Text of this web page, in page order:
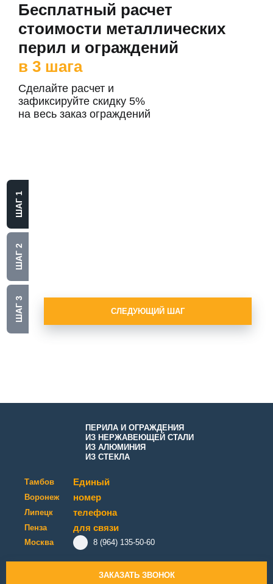
Бесплатный расчет
стоимости металлических
перил и ограждений
в 3 шага
Сделайте расчет и
зафиксируйте скидку 5%
на весь заказ ограждений
ШАГ 3
ШАГ 2
ШАГ 1
СЛЕДУЮЩИЙ ШАГ
ПЕРИЛА И ОГРАЖДЕНИЯ
ИЗ НЕРЖАВЕЮЩЕЙ СТАЛИ
ИЗ АЛЮМИНИЯ
ИЗ СТЕКЛА
Тамбов Единый
Воронеж номер
Липецк телефона
Пенза для связи
Москва 8 (964) 135-50-60
ЗАКАЗАТЬ ЗВОНОК